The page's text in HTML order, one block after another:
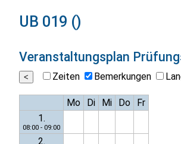
UB 019 ()
Veranstaltungsplan
Zeiten Bemerkungen
Mo Di Mi Do
Fr
1.
08:00 - 09:00
2.